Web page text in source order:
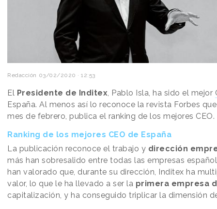
Redacción 03/02/2020 · 12:53
El Presidente de Inditex , Pablo Isla, ha sido el mejor
España. Al menos así lo reconoce la revista Forbes
mes de febrero, publica el ranking de los mejores CEO.
Ranking de los mejores CEO de España
La publicación reconoce el trabajo y dirección
más han sobresalido entre todas las empresas
han valorado que, durante su dirección, Inditex ha
valor, lo que le ha llevado a ser la primera empresa
capitalización, y ha conseguido triplicar la dimensión